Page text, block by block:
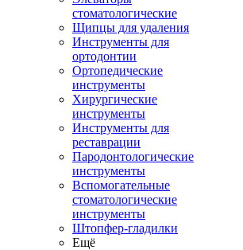
стоматологические
Щипцы для удаления
Инструменты для
ортодонтии
Ортопедические
инструменты
Хирургические
инструменты
Инструменты для
реставрации
Пародонтологические
инструменты
Вспомогательные
стоматологические
инструменты
Штопфер-гладилки
Ещё